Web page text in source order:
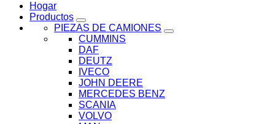
Hogar
Productos
PIEZAS DE CAMIONES
CUMMINS
DAF
DEUTZ
IVECO
JOHN DEERE
MERCEDES BENZ
SCANIA
VOLVO